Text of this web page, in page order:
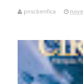
pnscbenfica